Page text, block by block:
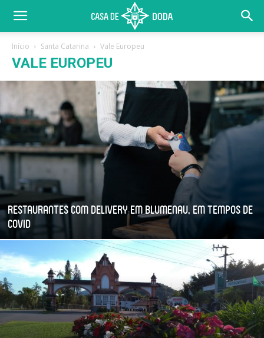
Início Santa Catarina Vale Europeu
VALE EUROPEU
Restaurantes com Delivery em Blumenau, em tempos de
Covid